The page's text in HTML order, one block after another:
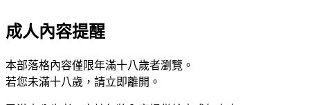
成人內容提醒
本部落格內容僅限年滿十八歲者瀏覽。
若您未滿十八歲，請立即離開。